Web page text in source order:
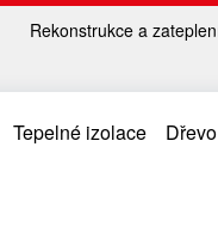
Rekonstrukce a
Tepelné izolace Dřevo